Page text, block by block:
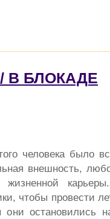
В БЛОКАДЕ
человека было
внешность,
жизненной
чтобы провести
остановились